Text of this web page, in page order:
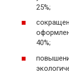
25%;
40%;